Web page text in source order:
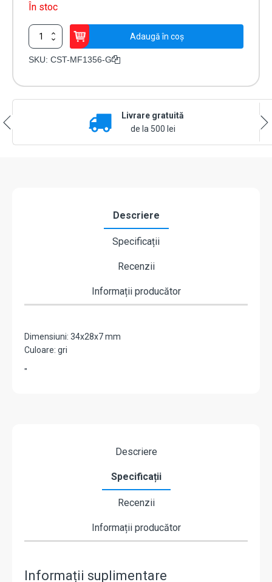
În stoc
Cantitate
Tag
de
Adaugă în coș
SKU: CST-MF1356-G
Livrare gratuită
de la 500 lei
Descriere
Specificații
Recenzii
Informații producător
Dimensiuni: 34x28x7 mm
Culoare: gri
"
Descriere
Specificații
Recenzii
Informații producător
Informații suplimentare